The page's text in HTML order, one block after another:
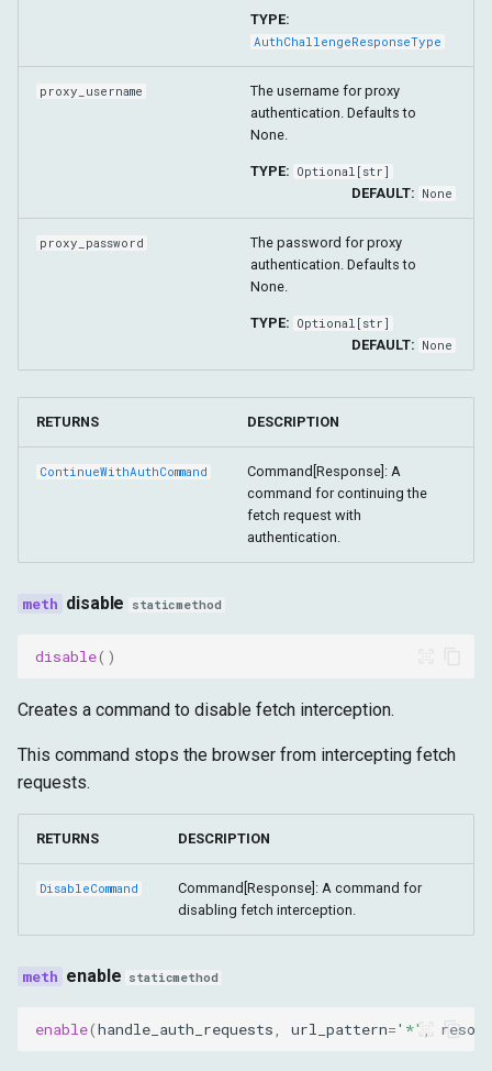
TYPE:
AuthChallengeResponseType
proxy_username
The username for proxy
authentication. Defaults to
None.
TYPE: Optional [str]
DEFAULT: None
proxy_password
The password for proxy
authentication. Defaults to
None.
TYPE: Optional [str]
DEFAULT: None
RETURNS DESCRIPTION
ContinueWithAuthCommand
Command[Response]: A
command for continuing the
fetch request with
authentication.
disable staticmethod
disable()
Creates a command to disable fetch interception.
This command stops the browser from intercepting fetch
requests.
RETURNS DESCRIPTION
DisableCommand
Command[Response]: A command for
disabling fetch interception.
enable staticmethod
enable(handle_auth_requests url_pattern='*'